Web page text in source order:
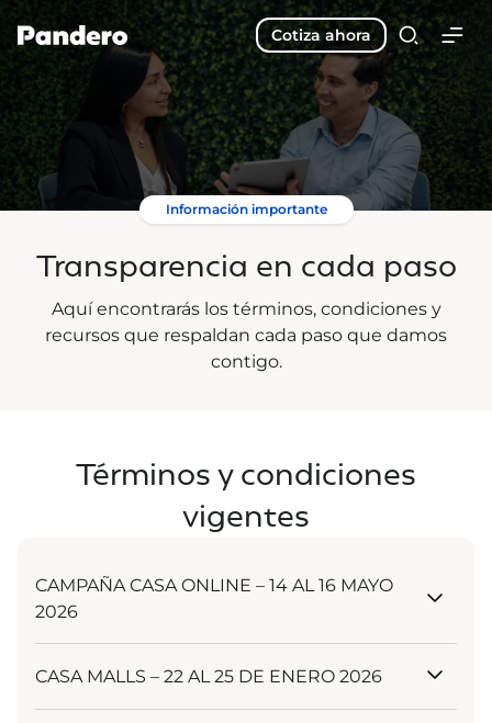
Cotiza ahora
Información importante
Transparencia en cada paso
Aquí encontrarás los términos, condiciones y
recursos que respaldan cada paso que damos
contigo.
Términos y condiciones
vigentes
CAMPAÑA CASA ONLINE – 14 AL 16 MAYO
2026
Descargar PDF
CASA MALLS – 22 AL 25 DE ENERO 2026